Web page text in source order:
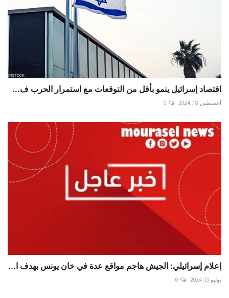
اقتصاد إسرائيل ينمو بأقل من التوقعات مع استمرار الحرب ف...
أغسطس 18, 2024 0
إعلام إسرائيلي: الجيش هاجم مواقع عدة في خان يونس بهدف ا...
يوليو 13, 2024 0